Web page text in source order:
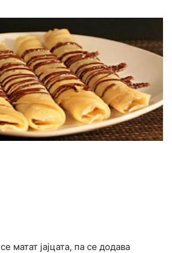
матат јајцата, па се додава